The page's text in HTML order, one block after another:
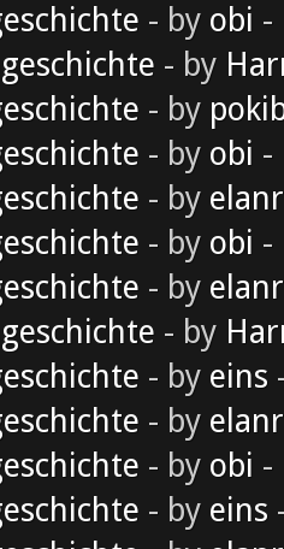
- by obi -
- by
- by
- by obi -
- by
- by obi -
- by
- by
- by eins
- by
- by obi -
- by eins